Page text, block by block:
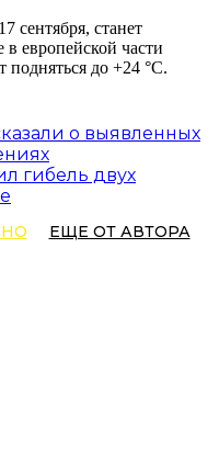
сентября, станет
европейской части
подняться до +24 °C.
о выявленных
гибель двух
ЕЩЕ ОТ АВТОРА